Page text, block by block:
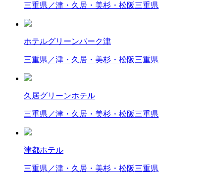
三重県／津・久居・美杉・松阪三重県
ホテルグリーンパーク津
三重県／津・久居・美杉・松阪三重県
久居グリーンホテル
三重県／津・久居・美杉・松阪三重県
津都ホテル
三重県／津・久居・美杉・松阪三重県